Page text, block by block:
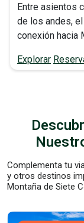
Entre asientos
de los andes,
conexión hacia
Explorar
Complementa tu
y otros destinos
Montaña de Siete